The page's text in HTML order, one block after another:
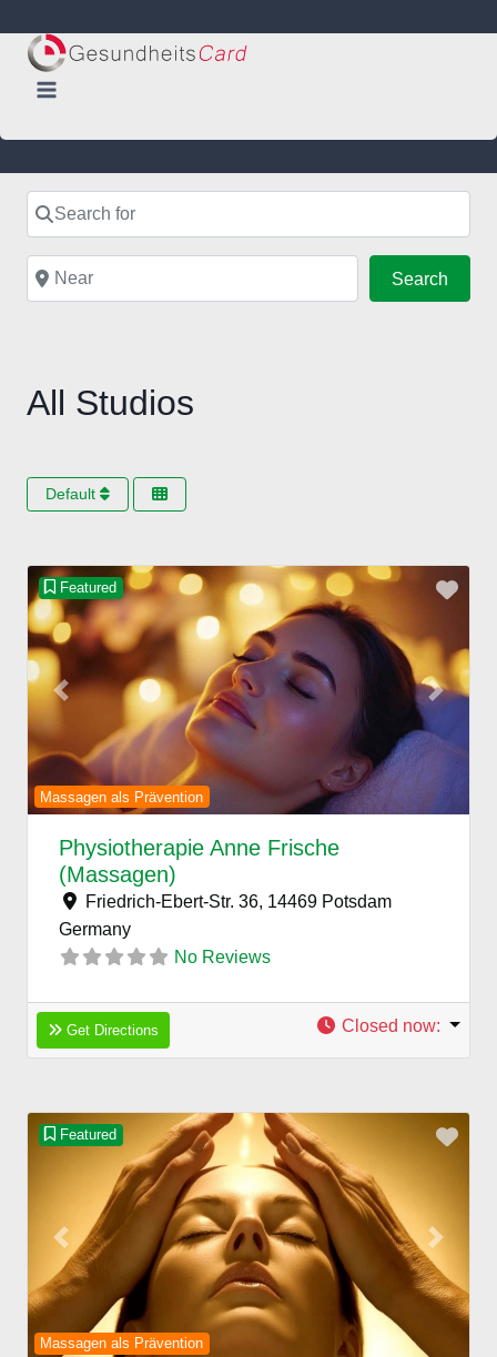
content
Search for
Near
Search
All Studios
Default
Featured
Massagen als Prävention
Previous Next
Physiotherapie Anne Frische
(Massagen)
Friedrich-Ebert-Str. 36, 14469 Potsdam
Germany
No Reviews
Get Directions Closed now:
Featured
Massagen als Prävention
Previous Next